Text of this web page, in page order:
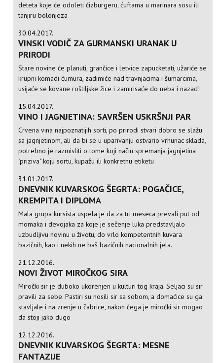
deteta koje će odoleti čizburgeru, ćuftama u marinara sosu ili
tanjiru bolonjeza
30.04.2017.
VINSKI VODIČ ZA GURMANSKI URANAK U
PRIRODI
Stare novine će planuti, grančice i letvice zapucketati, užariće se
krupni komadi ćumura, zadimiće nad travnjacima i šumarcima,
usijaće se kovane roštiljske žice i zamirisaće do neba i nazad!
15.04.2017.
VINO I JAGNJETINA: SAVRŠEN USKRŠNJI PAR
Crvena vina najpoznatijih sorti, po prirodi stvari dobro se slažu
sa jagnjetinom, ali da bi se u uparivanju ostvario vrhunac sklada,
potrebno je razmisliti o tome koji način spremanja jagnjetina
"priziva" koju sortu, kupažu ili konkretnu etiketu
31.01.2017.
DNEVNIK KUVARSKOG ŠEGRTA: POGAČICE,
KREMPITA I DIPLOMA
Mala grupa kursista uspela je da za tri meseca prevali put od
momaka i devojaka za koje je sečenje luka predstavljalo
uzbudljivu novinu u životu, do vrlo kompetentnih kuvara
bazičnih, kao i nekih ne baš bazičnih nacionalnih jela.
21.12.2016.
NOVI ŽIVOT MIROČKOG SIRA
Miročki sir je duboko ukorenjen u kulturi tog kraja. Seljaci su sir
pravili za sebe. Pastiri su nosili sir sa sobom, a domaćice su ga
stavljale i na zrenje u čabrice, nakon čega je miročki sir mogao
da stoji jako dugo
12.12.2016.
DNEVNIK KUVARSKOG ŠEGRTA: MESNE
FANTAZIJE